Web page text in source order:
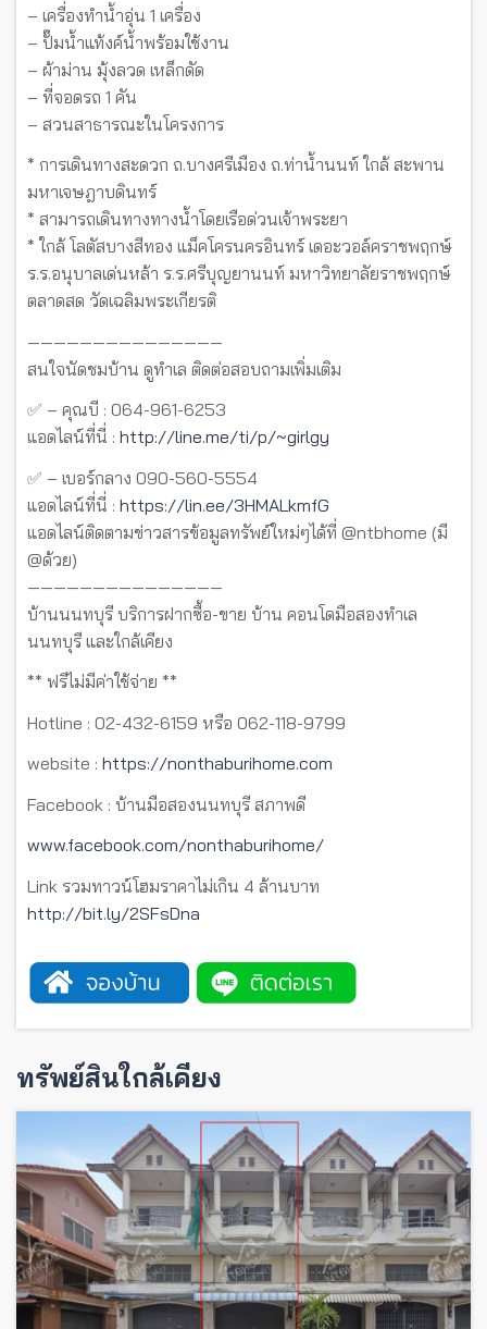
– เครื่องทำน้ำอุ่น 1 เครื่อง
– ปั๊มน้ำแท้งค์น้ำพร้อมใช้งาน
– ผ้าม่าน มุ้งลวด เหล็กดัด
– ที่จอดรถ 1 คัน
– สวนสาธารณะในโครงการ
* การเดินทางสะดวก ถ.บางศรีเมือง ถ.ท่าน้ำนนท์ ใกล้ สะพาน
มหาเจษฎาบดินทร์
* สามารถเดินทางทางน้ำโดยเรือด่วนเจ้าพระยา
* ใกล้ โลตัสบางสีทอง แม็คโครนครอินทร์ เดอะวอล์คราชพฤกษ์
ร.ร.อนุบาลเด่นหล้า ร.ร.ศรีบุญยานนท์ มหาวิทยาลัยราชพฤกษ์
ตลาดสด วัดเฉลิมพระเกียรติ
———————————————
สนใจนัดชมบ้าน ดูทำเล ติดต่อสอบถามเพิ่มเติม
✅ – คุณบี : 064-961-6253
แอดไลน์ที่นี่ : http://line.me/ti/p/~girlgy
✅ – เบอร์กลาง 090-560-5554
แอดไลน์ที่นี่ : https://lin.ee/3HMALkmfG
แอดไลน์ติดตามข่าวสารข้อมูลทรัพย์ใหม่ๆได้ที่ @ntbhome (มี
@ด้วย)
———————————————
บ้านนนทบุรี บริการฝากซื้อ-ขาย บ้าน คอนโดมือสองทำเล
นนทบุรี และใกล้เคียง
** ฟรีไม่มีค่าใช้จ่าย **
Hotline : 02-432-6159 หรือ 062-118-9799
website : https://nonthaburihome.com
Facebook : บ้านมือสองนนทบุรี สภาพดี
www.facebook.com/nonthaburihome/
Link รวมทาวน์โฮมราคาไม่เกิน 4 ล้านบาท
http://bit.ly/2SFsDna
ทรัพย์สินใกล้เคียง